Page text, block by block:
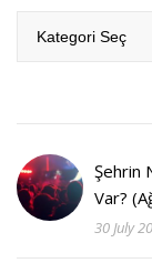
Şehrin
Var?
30 July